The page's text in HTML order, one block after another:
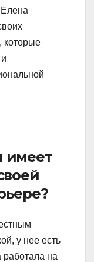
которые
имеет
у нее есть
на